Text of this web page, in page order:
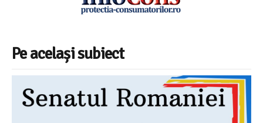
Pe același subiect